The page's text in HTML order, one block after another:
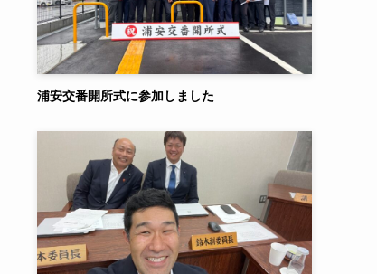
浦安交番開所式に参加しました